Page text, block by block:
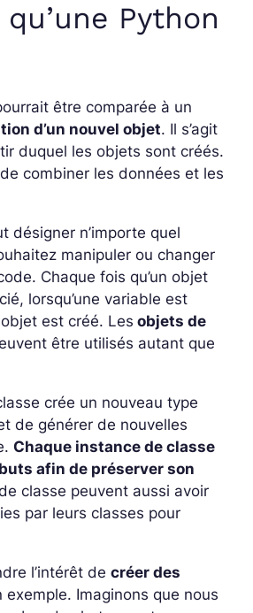
Python
être comparée à un
d’un nouvel objet. Il s’agit
duquel les objets sont créés.
combiner les données et les
désigner n’importe quel
manipuler ou changer
Chaque fois qu’un objet
lorsqu’une variable est
est créé. Les objets de
être utilisés autant que
crée un nouveau type
de générer de nouvelles
Chaque instance de classe
afin de préserver son
classe peuvent aussi avoir
par leurs classes pour
l’intérêt de créer des
exemple. Imaginons que nous